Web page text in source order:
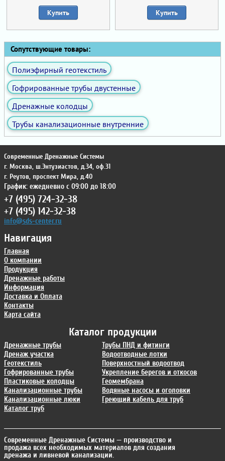
Купить Купить
Сопутствующие товары:
Полиэфирный геотекстиль
Гофрированные трубы двустенные
Дренажные колодцы
Трубы канализационные внутренние
Каталог продукции
Дренажные трубы
Дренаж участка
Геотекстиль
Гофрированные трубы
Пластиковые колодцы
Канализационные трубы
Канализационные люки
Каталог труб
Трубы ПНД и фитинги
Водоотводные лотки
Поверхностный водоотвод
Укрепление берегов и откосов
Геомембрана
Водяные насосы и оголовки
Греющий кабель для труб
Навигация
Главная
О компании
Продукция
Дренажные работы
Информация
Доставка и Оплата
Контакты
Карта сайта
Современные Дренажные Системы
г. Москва, ш.Энтузиастов, д.34, оф.31
г. Реутов, проспект Мира, д.40
График: ежедневно с 09:00 до 18:00
+7 (495) 724-32-38
+7 (495) 142-32-38
info@sds-center.ru
Современные Дренажные Системы — производство и
продажа всех необходимых материалов для создания
дренажа и ливневой канализации.